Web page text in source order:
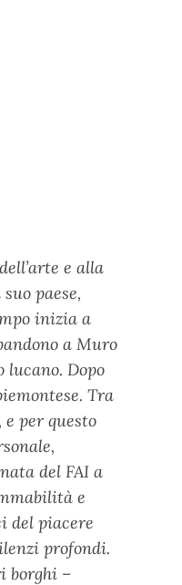
e alla
paese,
inizia a
a Muro
lucano. Dopo
Tra
per questo
del FAI a
e
del piacere
profondi.
borghi –